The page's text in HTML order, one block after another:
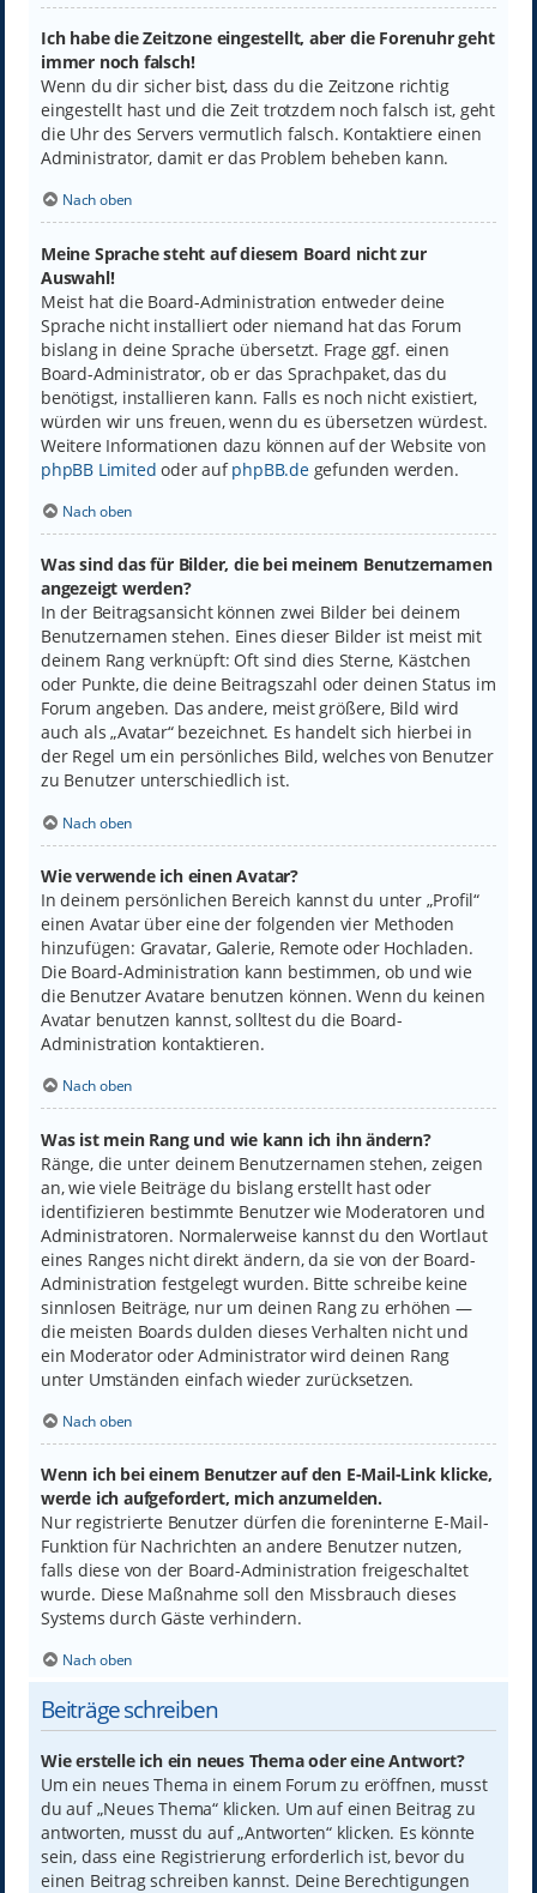
Ich habe die Zeitzone eingestellt, aber die Forenuhr geht
immer noch falsch!
Wenn du dir sicher bist, dass du die Zeitzone richtig
eingestellt hast und die Zeit trotzdem noch falsch ist, geht
die Uhr des Servers vermutlich falsch. Kontaktiere einen
Administrator, damit er das Problem beheben kann.
Nach oben
Meine Sprache steht auf diesem Board nicht zur
Auswahl!
Meist hat die Board-Administration entweder deine
Sprache nicht installiert oder niemand hat das Forum
bislang in deine Sprache übersetzt. Frage ggf. einen
Board-Administrator, ob er das Sprachpaket, das du
benötigst, installieren kann. Falls es noch nicht existiert,
würden wir uns freuen, wenn du es übersetzen würdest.
Weitere Informationen dazu können auf der Website von
phpBB Limited oder aufphpBB.degefunden werden.
Nach oben
Was sind das für Bilder, die bei meinem Benutzernamen
angezeigt werden?
In der Beitragsansicht können zwei Bilder bei deinem
Benutzernamen stehen. Eines dieser Bilder ist meist mit
deinem Rang verknüpft: Oft sind dies Sterne, Kästchen
oder Punkte, die deine Beitragszahl oder deinen Status im
Forum angeben. Das andere, meist größere, Bild wird
auch als „Avatar“ bezeichnet. Es handelt sich hierbei in
der Regel um ein persönliches Bild, welches von Benutzer
zu Benutzer unterschiedlich ist.
Nach oben
Wie verwende ich einen Avatar?
In deinem persönlichen Bereich kannst du unter „Profil“
einen Avatar über eine der folgenden vier Methoden
hinzufügen: Gravatar, Galerie, Remote oder Hochladen.
Die Board-Administration kann bestimmen, ob und wie
die Benutzer Avatare benutzen können. Wenn du keinen
Avatar benutzen kannst, solltest du die Board-
Administration kontaktieren.
Nach oben
Was ist mein Rang und wie kann ich ihn ändern?
Ränge, die unter deinem Benutzernamen stehen, zeigen
an, wie viele Beiträge du bislang erstellt hast oder
identifizieren bestimmte Benutzer wie Moderatoren und
Administratoren. Normalerweise kannst du den Wortlaut
eines Ranges nicht direkt ändern, da sie von der Board-
Administration festgelegt wurden. Bitte schreibe keine
sinnlosen Beiträge, nur um deinen Rang zu erhöhen —
die meisten Boards dulden dieses Verhalten nicht und
ein Moderator oder Administrator wird deinen Rang
unter Umständen einfach wieder zurücksetzen.
Nach oben
Wenn ich bei einem Benutzer auf den E-Mail-Link klicke,
werde ich aufgefordert, mich anzumelden.
Nur registrierte Benutzer dürfen die foreninterne E-Mail-
Funktion für Nachrichten an andere Benutzer nutzen,
falls diese von der Board-Administration freigeschaltet
wurde. Diese Maßnahme soll den Missbrauch dieses
Systems durch Gäste verhindern.
Nach oben
Beiträge schreiben
Wie erstelle ich ein neues Thema oder eine Antwort?
Um ein neues Thema in einem Forum zu eröffnen, musst
du auf „Neues Thema“ klicken. Um auf einen Beitrag zu
antworten, musst du auf „Antworten“ klicken. Es könnte
sein, dass eine Registrierung erforderlich ist, bevor du
einen Beitrag schreiben kannst. Deine Berechtigungen